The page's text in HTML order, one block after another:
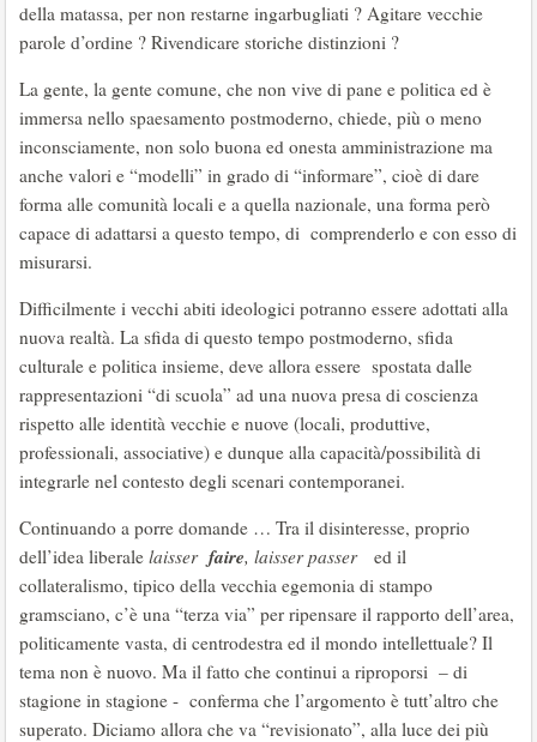
della matassa, per non restarne ingarbugliati ? Agitare vecchie
parole d’ordine ? Rivendicare storiche distinzioni ?
La gente, la gente comune, che non vive di pane e politica ed è
immersa nello spaesamento postmoderno, chiede, più o meno
inconsciamente, non solo buona ed onesta amministrazione ma
anche valori e “modelli” in grado di “informare”, cioè di dare
forma alle comunità locali e a quella nazionale, una forma però
capace di adattarsi a questo tempo, di comprenderlo e con esso di
misurarsi.
Difficilmente i vecchi abiti ideologici potranno essere adottati alla
nuova realtà. La sfida di questo tempo postmoderno, sfida
culturale e politica insieme, deve allora essere spostata dalle
rappresentazioni “di scuola” ad una nuova presa di coscienza
rispetto alle identità vecchie e nuove (locali, produttive,
professionali, associative) e dunque alla capacità/possibilità di
integrarle nel contesto degli scenari contemporanei.
Continuando a porre domande … Tra il disinteresse, proprio
dell’idea liberale laisser faire, laisser passer
ed il
collateralismo, tipico della vecchia egemonia di stampo
gramsciano, c’è una “terza via” per ripensare il rapporto dell’area,
politicamente vasta, di centrodestra ed il mondo intellettuale? Il
tema non è nuovo. Ma il fatto che continui a riproporsi – di
stagione in stagione - conferma che l’argomento è tutt’altro che
superato. Diciamo allora che va “revisionato”, alla luce dei più